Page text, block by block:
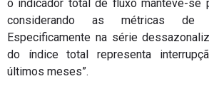
o indicador total de fluxo manteve-se
considerando as métricas de
Especificamente na série
do índice total representa
últimos meses”.